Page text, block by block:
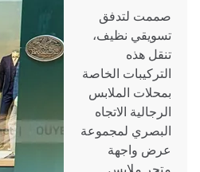
صممت لتدفق
تسويقي نظيف،
تنقل هذه
التركيبات الخاصة
بمحلات الملابس
الرجالية الاتجاه
البصري لمجموعة
عرض واجهة